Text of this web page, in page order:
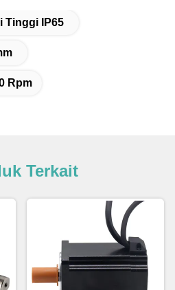
Tinggi IP65
Rpm
Terkait